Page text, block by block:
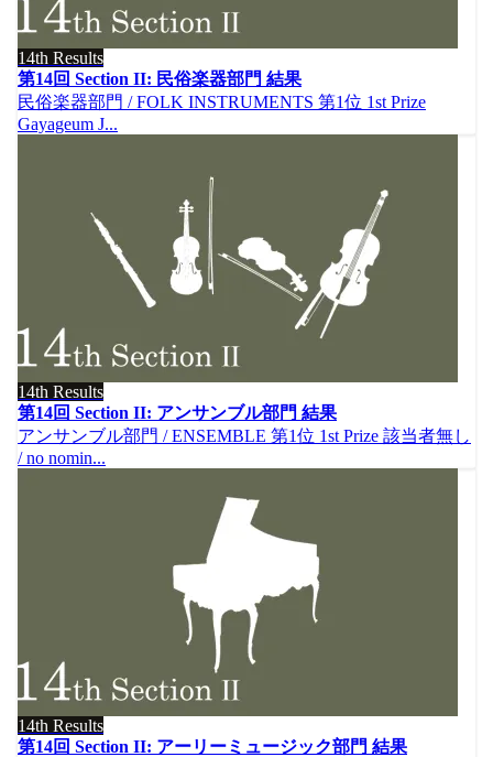
14th Results
第14回 Section II: 民俗楽器部門 結果
民俗楽器部門 / FOLK INSTRUMENTS 第1位 1st Prize
Gayageum J...
14th Results
第14回 Section II: アンサンブル部門 結果
アンサンブル部門 / ENSEMBLE 第1位 1st Prize 該当者無し
/ no nomin...
14th Results
第14回 Section II: アーリーミュージック部門 結果